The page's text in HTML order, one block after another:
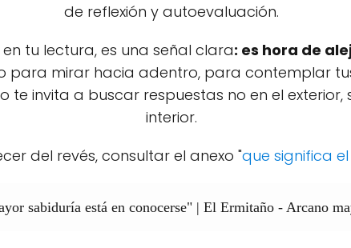
de reflexión y autoevaluación.
tu lectura, es una señal clara: es hora de
para mirar hacia adentro, para contemplar
invita a buscar respuestas no en el
interior.
del revés, consultar el anexo "que significa
sabiduría está en conocerse" | El Ermitaño - Arcano